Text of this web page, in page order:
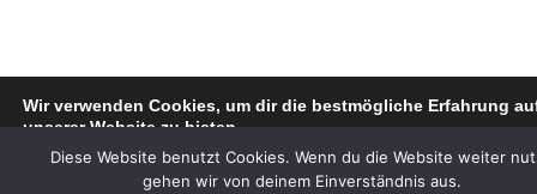
Wir verwenden Cookies, um dir die bestmögliche Erfahrung
unserer Website zu bieten.
Du kannst mehr darüber erfahren, welche Cookies wir
Diese Website benutzt Cookies. Wenn du die Website weiter
gehen wir von deinem Einverständnis aus.